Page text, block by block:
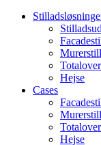
Hejse
Cases
Hejse